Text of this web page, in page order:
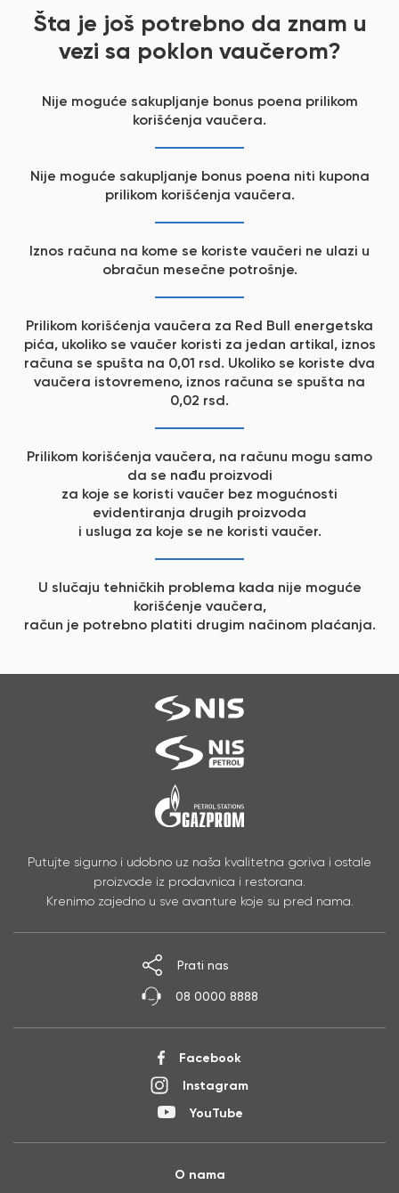
Šta je još potrebno da znam u
vezi sa poklon vaučerom?
Nije moguće sakupljanje bonus poena prilikom
korišćenja vaučera.
Nije moguće sakupljanje bonus poena niti kupona
prilikom korišćenja vaučera.
Iznos računa na kome se koriste vaučeri ne ulazi u
obračun mesečne potrošnje.
Prilikom korišćenja vaučera za Red Bull energetska
pića, ukoliko se vaučer koristi za jedan artikal, iznos
računa se spušta na 0,01 rsd. Ukoliko se koriste dva
vaučera istovremeno, iznos računa se spušta na
0,02 rsd.
Prilikom korišćenja vaučera, na računu mogu samo
da se nađu proizvodi
za koje se koristi vaučer bez mogućnosti
evidentiranja drugih proizvoda
i usluga za koje se ne koristi vaučer.
U slučaju tehničkih problema kada nije moguće
korišćenje vaučera,
račun je potrebno platiti drugim načinom plaćanja.
Putujte sigurno i udobno uz naša kvalitetna goriva i ostale
proizvode iz prodavnica i restorana.
Krenimo zajedno u sve avanture koje su pred nama.
Facebook
Instagram
YouTube
Prati nas
08 0000 8888
O nama